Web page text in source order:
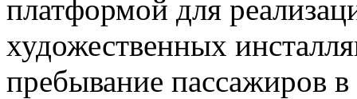
платформой для
художественных
пребывание пассажиров